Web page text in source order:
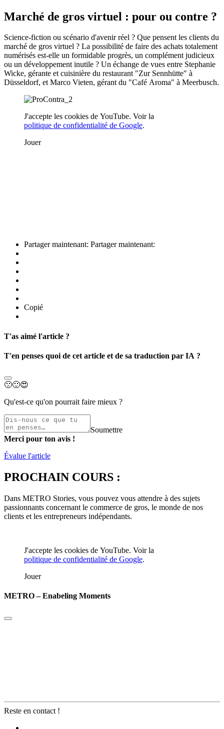
Marché de gros virtuel : pour ou contre ?
Science-fiction ou scénario d'avenir réel ? Que pensent les clients du
marché de gros virtuel ? La possibilité de faire des achats totalement
numérisés est-elle un formidable progrès, un complément judicieux
ou un développement inutile ? Un échange de vues entre Stephanie
Wicke, gérante et cuisinière du restaurant "Zur Sennhütte" à
Düsseldorf, et Marco Vieten, gérant du "Café Aroma" à Meerbusch.
J'accepte les cookies de YouTube. Voir la
politique de confidentialité de Google.
Jouer
Partager maintenant: Partager maintenant:
Copié
T'as aimé l'article ?
T'en penses quoi de cet article et de sa traduction par IA ?
🙁🙂😍
Qu'est-ce qu'on pourrait faire mieux ?
Soumettre
Merci pour ton avis !
Évalue l'article
PROCHAIN COURS :
Dans METRO Stories, vous pouvez vous attendre à des sujets
passionnants concernant le commerce de gros, le monde de nos
clients et les entrepreneurs indépendants.
J'accepte les cookies de YouTube. Voir la
politique de confidentialité de Google.
Jouer
METRO – Enabeling Moments
Reste en contact !